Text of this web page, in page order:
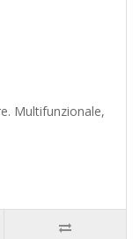
Multifunzionale,